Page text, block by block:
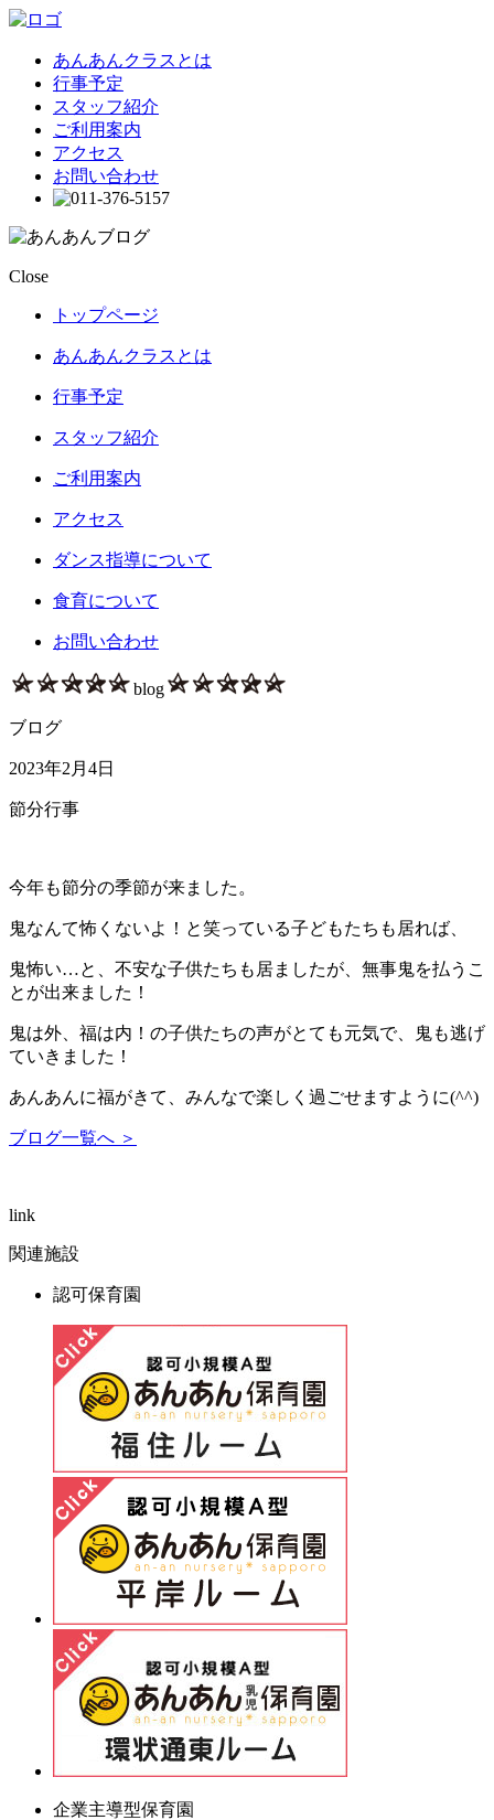
あんあんクラスとは
行事予定
スタッフ紹介
ご利用案内
アクセス
お問い合わせ
Close
トップページ
あんあんクラスとは
行事予定
スタッフ紹介
ご利用案内
アクセス
ダンス指導について
食育について
お問い合わせ
blog
ブログ
2023年2月4日
節分行事
今年も節分の季節が来ました。
鬼なんて怖くないよ！と笑っている子どもたちも居れば、
鬼怖い…と、不安な子供たちも居ましたが、無事鬼を払うこ
とが出来ました！
鬼は外、福は内！の子供たちの声がとても元気で、鬼も逃げ
ていきました！
あんあんに福がきて、みんなで楽しく過ごせますように(^^)
ブログ一覧へ ＞
link
関連施設
認可保育園
企業主導型保育園